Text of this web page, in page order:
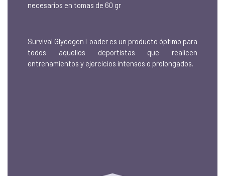
necesarios en tomas de 60 gr
Survival Glycogen Loader es un producto óptimo para
todos aquellos deportistas que realicen
entrenamientos y ejercicios intensos o prolongados.